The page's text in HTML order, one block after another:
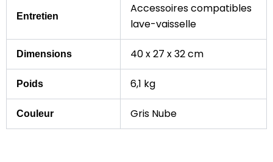
Entretien
Accessoires compatibles
lave-vaisselle
Dimensions 40 x 27 x 32 cm
Poids 6,1 kg
Couleur Gris Nube